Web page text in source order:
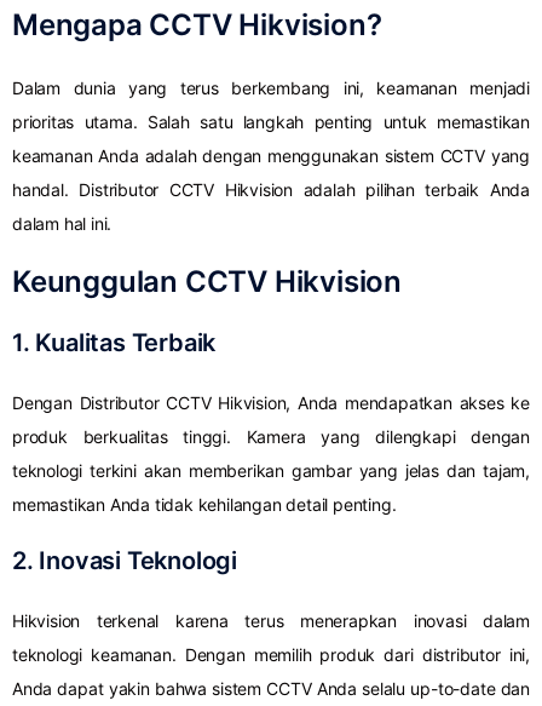
Mengapa CCTV Hikvision?
Dalam dunia yang terus berkembang ini, keamanan menjadi
prioritas utama. Salah satu langkah penting untuk memastikan
keamanan Anda adalah dengan menggunakan sistem CCTV yang
handal. Distributor CCTV Hikvision adalah pilihan terbaik Anda
dalam hal ini.
Keunggulan CCTV Hikvision
1. Kualitas Terbaik
Dengan Distributor CCTV Hikvision, Anda mendapatkan akses ke
produk berkualitas tinggi. Kamera yang dilengkapi dengan
teknologi terkini akan memberikan gambar yang jelas dan tajam,
memastikan Anda tidak kehilangan detail penting.
2. Inovasi Teknologi
Hikvision terkenal karena terus menerapkan inovasi dalam
teknologi keamanan. Dengan memilih produk dari distributor ini,
Anda dapat yakin bahwa sistem CCTV Anda selalu up-to-date dan